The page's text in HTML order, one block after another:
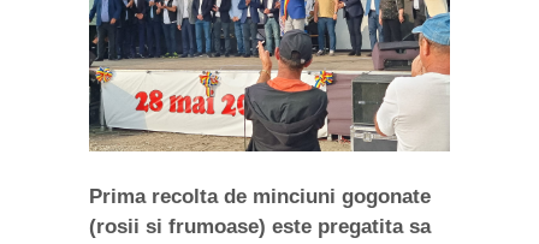
Prima recolta de minciuni gogonate
(rosii si frumoase) este pregatita sa